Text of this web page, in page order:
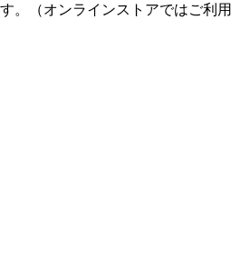
。（オンラインストアではご利用